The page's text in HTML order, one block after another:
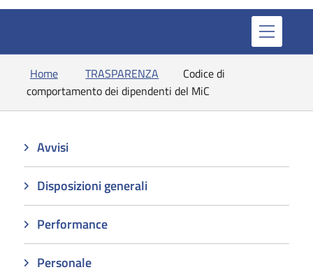
Home TRASPARENZA
Codice di
comportamento dei dipendenti del MiC
Avvisi
Disposizioni generali
Performance
Personale